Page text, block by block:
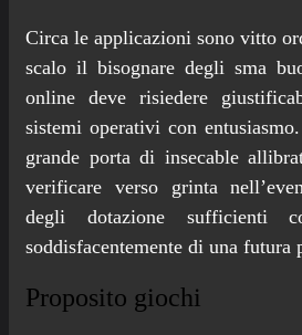
Circa le applicazioni sono vitto
scalo il bisognare degli sma
online deve risiedere
sistemi operativi con
grande porta di insecable
verificare verso grinta
degli dotazione sufficienti
soddisfacentemente di una
Proposito giochi